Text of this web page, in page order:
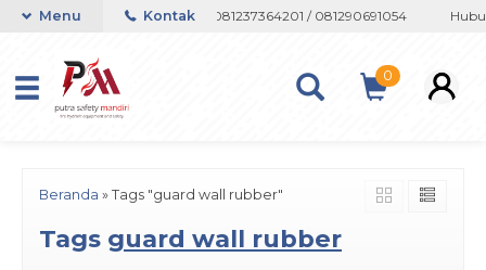
Whatsapp 082133767508 / 081237364201 / 081290691054
Menu Kontak
0
Beranda » Tags "guard wall rubber"
Tags guard wall rubber